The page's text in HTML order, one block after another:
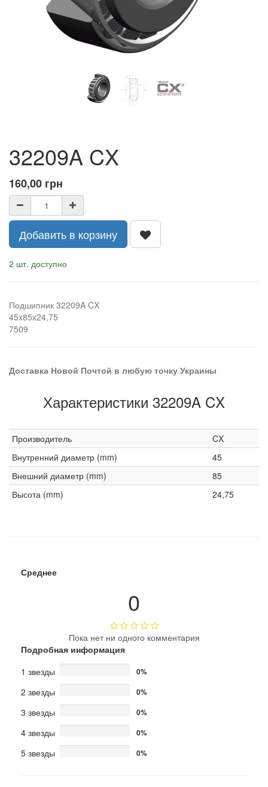
32209A CX
160,00 грн
Добавить в корзину
2 шт. доступно
Подшипник 32209A CX
45x85x24,75
7509
Доставка Новой Почтой в любую точку Украины
Характеристики 32209A CX
Производитель
CX
Внутренний диаметр (mm)
45
Внешний диаметр (mm)
85
Высота (mm)
24,75
Среднее
0
Пока нет ни одного комментария
Подробная информация
1 звезды
0%
2 звезды 0%
3 звезды 0%
4 звезды 0%
5 звезды 0%